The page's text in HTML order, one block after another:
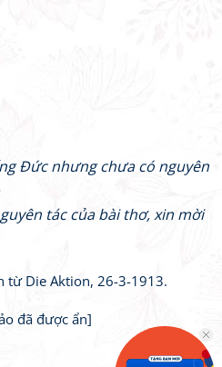
Đức nhưng chưa có nguyên
tác của bài thơ, xin mời
từ Die Aktion, 26-3-1913.
đã được ẩn]